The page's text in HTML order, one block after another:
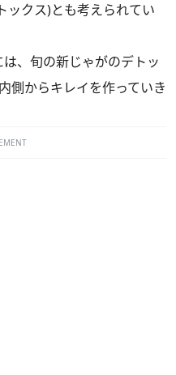
ックス)とも考えられてい
、旬の新じゃがのデトッ
側からキレイを作っていき